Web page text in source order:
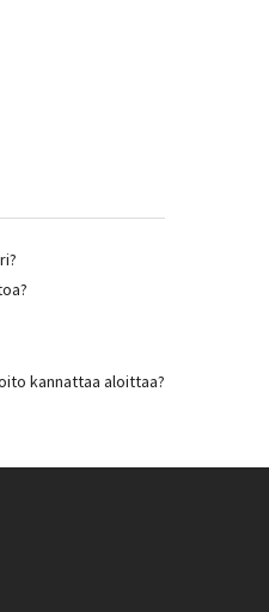
kannattaa aloittaa?